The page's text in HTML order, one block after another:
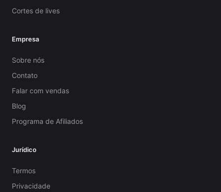
Cortes de lives
Empresa
Sobre nós
Contato
Falar com vendas
Blog
Programa de Afiliados
Jurídico
Termos
Privacidade